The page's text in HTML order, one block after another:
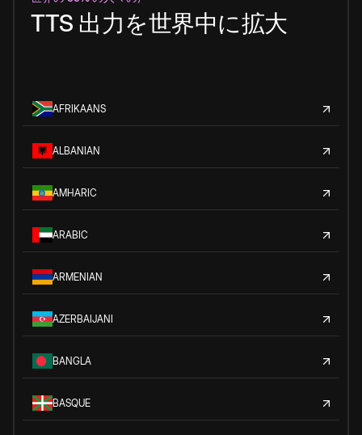
TTS 出力を世界中に拡大
AFRIKAANS
ALBANIAN
AMHARIC
ARABIC
ARMENIAN
AZERBAIJANI
BANGLA
BASQUE